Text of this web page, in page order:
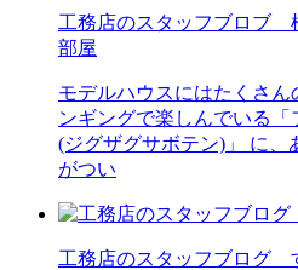
工務店のスタッフブロブ
部屋
モデルハウスにはたくさ
ンギングで楽しんでいる
(ジグザグサボテン)」 に、
がつい
工務店のスタッフブログ